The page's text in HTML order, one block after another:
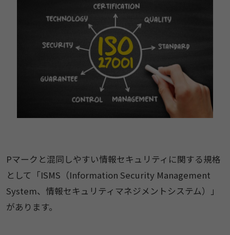
Pマークと混同しやすい情報セキュリティに関する規格
として「ISMS（Information Security Management
System、情報セキュリティマネジメントシステム）」
があります。